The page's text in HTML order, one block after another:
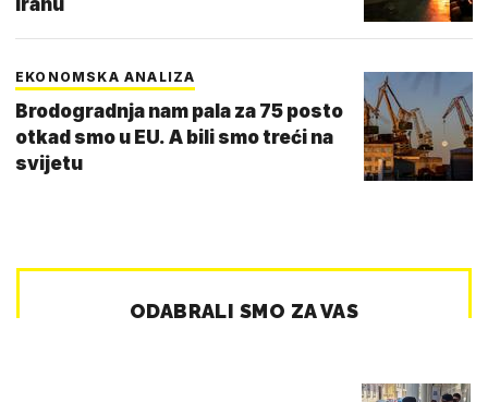
EKONOMSKA ANALIZA
Brodogradnja nam pala za 75 posto
otkad smo u EU. A bili smo treći na
svijetu